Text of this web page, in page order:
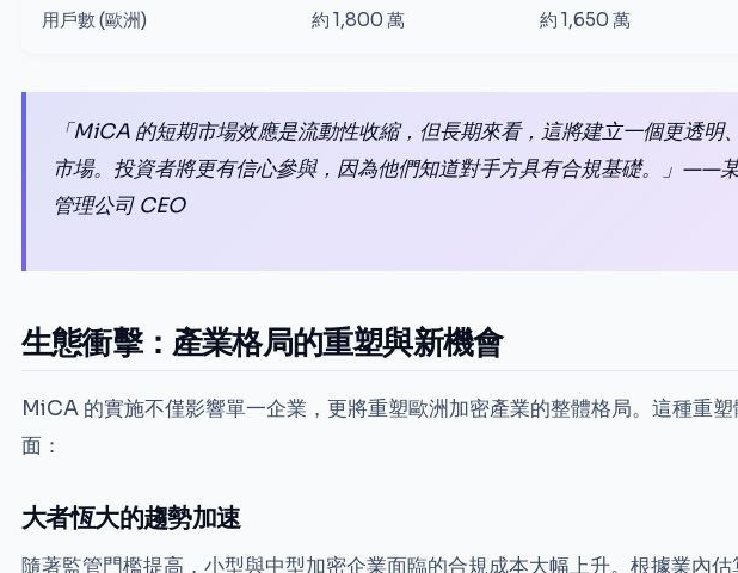
用戶數 (歐洲) 約 1,800 萬 約 1,650 萬
「MiCA 的短期市場效應是流動性收縮，但長期來看，這將建立一個更透明
市場。投資者將更有信心參與，因為他們知道對手方具有合規基礎。」——
管理公司 CEO
生態衝擊：產業格局的重塑與新機會
MiCA 的實施不僅影響單一企業，更將重塑歐洲加密產業的整體格局。這種重
面：
大者恆大的趨勢加速
隨著監管門檻提高，小型與中型加密企業面臨的合規成本大幅上升。根據業內